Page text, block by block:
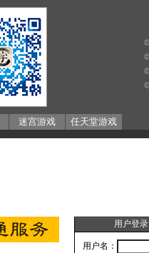
迷宫游戏 任天堂游戏
用户登录
用户名：